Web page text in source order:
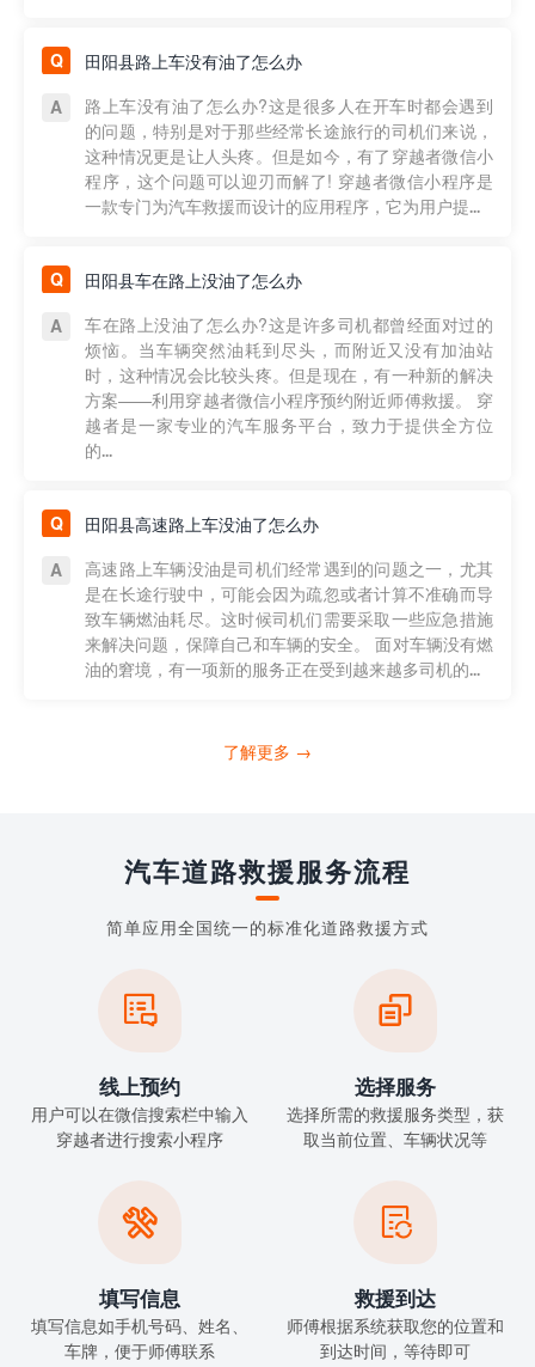
田阳县路上车没有油了怎么办
路上车没有油了怎么办?这是很多人在开车时都会遇到
的问题，特别是对于那些经常长途旅行的司机们来说，
这种情况更是让人头疼。但是如今，有了穿越者微信小
程序，这个问题可以迎刃而解了! 穿越者微信小程序是
一款专门为汽车救援而设计的应用程序，它为用户提...
田阳县车在路上没油了怎么办
车在路上没油了怎么办?这是许多司机都曾经面对过的
烦恼。当车辆突然油耗到尽头，而附近又没有加油站
时，这种情况会比较头疼。但是现在，有一种新的解决
方案——利用穿越者微信小程序预约附近师傅救援。 穿
越者是一家专业的汽车服务平台，致力于提供全方位
的...
田阳县高速路上车没油了怎么办
高速路上车辆没油是司机们经常遇到的问题之一，尤其
是在长途行驶中，可能会因为疏忽或者计算不准确而导
致车辆燃油耗尽。这时候司机们需要采取一些应急措施
来解决问题，保障自己和车辆的安全。 面对车辆没有燃
油的窘境，有一项新的服务正在受到越来越多司机的...
了解更多 →
汽车道路救援服务流程
简单应用全国统一的标准化道路救援方式

线上预约
用户可以在微信搜索栏中输入
穿越者进行搜索小程序

选择服务
选择所需的救援服务类型，获
取当前位置、车辆状况等

填写信息
填写信息如手机号码、姓名、
车牌，便于师傅联系

救援到达
师傅根据系统获取您的位置和
到达时间，等待即可